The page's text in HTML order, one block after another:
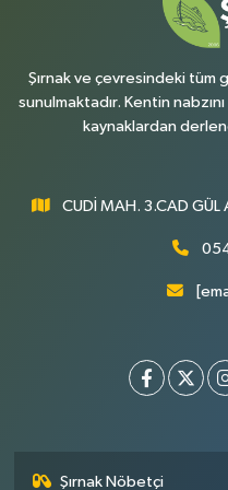
Şırnak ve çevresindeki tüm
sunulmaktadır. Kentin
kaynaklardan
CUDİ MAH. 3.CAD GÜL
Şırnak Nöbetçi